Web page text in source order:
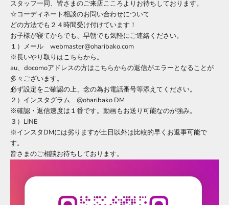
スタッフ一同、皆さまのご来店こころよりお待ちしております。
☆コーディネート相談のお問い合わせについて
どの方法でも２４時間受け付けています！
お子様が寝てからでも、早朝でも気軽にご連絡ください。
１）メール webmaster@oharibako.com
※長いやり取りはこちらから。
au、docomoアドレスの方はこちらからの返信がエラーとなることが
多々ございます。
必ず設定をご確認の上、念の為お電話番号等添えてください。
２）インスタグラム @oharibako DM
※確認・返信速度は１番です。動画もお送り可能なのが強み。
３）LINE
※インスタDMには劣りますが土日以外は比較的早くお返事可能で
す。
皆さまのご相談お待ちしております。